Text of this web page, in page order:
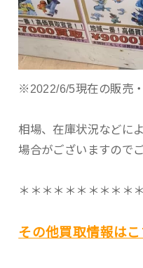
※2022/6/5現在の販売
相場、在庫状況などに
場合がございますので
＊＊＊＊＊＊＊＊＊＊
その他買取情報はこ